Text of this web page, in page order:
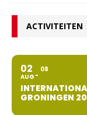
ACTIVITEITEN
02
AUG
08
GRONINGEN